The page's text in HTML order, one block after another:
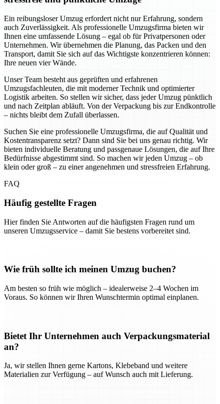
Ein reibungsloser Umzug erfordert nicht nur Erfahrung, sondern
auch Zuverlässigkeit. Als professionelle Umzugsfirma bieten wir
Ihnen eine umfassende Lösung – egal ob für Privatpersonen oder
Unternehmen. Wir übernehmen die Planung, das Packen und den
Transport, damit Sie sich auf das Wichtigste konzentrieren können:
Ihre neuen vier Wände.
Unser Team besteht aus geprüften und erfahrenen
Umzugsfachleuten, die mit moderner Technik und optimierter
Logistik arbeiten. So stellen wir sicher, dass jeder Umzug pünktlich
und nach Zeitplan abläuft. Von der Verpackung bis zur Endkontrolle
– nichts bleibt dem Zufall überlassen.
Suchen Sie eine professionelle Umzugsfirma, die auf Qualität und
Kostentransparenz setzt? Dann sind Sie bei uns genau richtig. Wir
bieten individuelle Beratung und passgenaue Lösungen, die auf Ihre
Bedürfnisse abgestimmt sind. So machen wir jeden Umzug – ob
klein oder groß – zu einer angenehmen und stressfreien Erfahrung.
FAQ
Häufig gestellte Fragen
Hier finden Sie Antworten auf die häufigsten Fragen rund um
unseren Umzugsservice – damit Sie bestens vorbereitet sind.
Wie früh sollte ich meinen Umzug buchen?
Am besten so früh wie möglich – idealerweise 2–4 Wochen im
Voraus. So können wir Ihren Wunschtermin optimal einplanen.
Bietet Ihr Unternehmen auch Verpackungsmaterial
an?
Ja, wir stellen Ihnen gerne Kartons, Klebeband und weitere
Materialien zur Verfügung – auf Wunsch auch mit Lieferung.